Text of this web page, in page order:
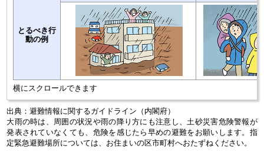
とるべき行
動の例
横にスクロールできます
出典：避難情報に関するガイドライン（内閣府）
大雨の時は、周囲の状況や雨の降り方にも注意し、土砂災害危険警報が
発表されていなくても、危険を感じたら早めの避難をお願いします。指
定緊急避難場所については、お住まいの区市町村へおたずねください。